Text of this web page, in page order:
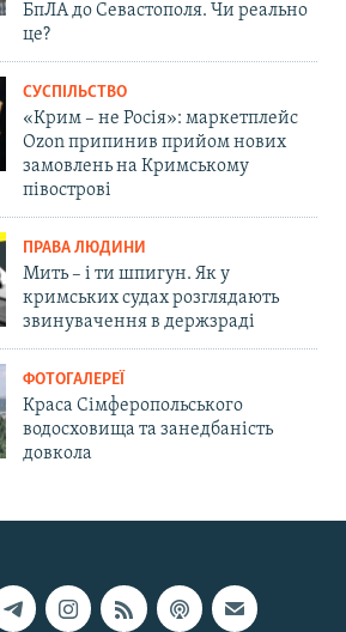
БпЛА до Севастополя. Чи реально
це?
СУСПІЛЬСТВО
«Крим – не Росія»: маркетплейс
Ozon припинив прийом нових
замовлень на Кримському
півострові
ПРАВА ЛЮДИНИ
Мить – і ти шпигун. Як у
кримських судах розглядають
звинувачення в держзраді
ФОТОГАЛЕРЕЇ
Краса Сімферопольського
водосховища та занедбаність
довкола